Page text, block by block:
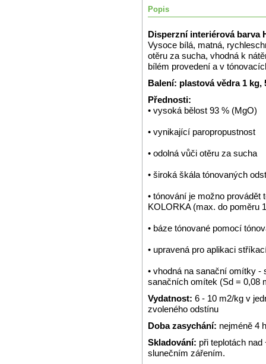
Popis
Disperzní interiérová barva
Vysoce bílá, matná,
otěru za sucha, vhodná k
bílém provedení a v
Balení: plastová vědra 1 kg,
Přednosti:
• vysoká bělost 93 % (MgO)
• vynikající paropropustnost
• odolná vůči otěru za sucha
• široká škála tónovaných
• tónování je možno
KOLORKA (max. do poměru
• báze tónované pomocí
• upravená pro aplikaci
• vhodná na sanační omítky
sanačních omítek (Sd = 0,08
Vydatnost: 6 - 10 m2/kg v
zvoleného odstínu
Doba zasychání: nejméně 4
Skladování: při teplotách
slunečním zářením.